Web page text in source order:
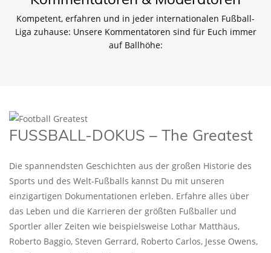
Kompetent, erfahren und in jeder internationalen Fußball-
Liga zuhause: Unsere Kommentatoren sind für Euch immer
auf Ballhöhe:
FUSSBALL-DOKUS – The Greatest
Die spannendsten Geschichten aus der großen Historie des
Sports und des Welt-Fußballs kannst Du mit unseren
einzigartigen Dokumentationen erleben. Erfahre alles über
das Leben und die Karrieren der größten Fußballer und
Sportler aller Zeiten wie beispielsweise Lothar Matthäus,
Roberto Baggio, Steven Gerrard, Roberto Carlos, Jesse Owens,